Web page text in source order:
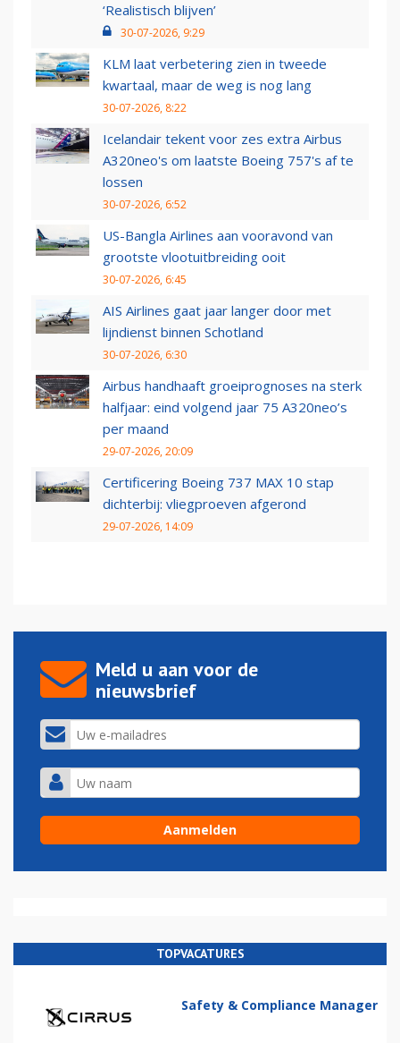
‘Realistisch blijven’
30-07-2026, 9:29
KLM laat verbetering zien in tweede
kwartaal, maar de weg is nog lang
30-07-2026, 8:22
Icelandair tekent voor zes extra Airbus
A320neo's om laatste Boeing 757's af te
lossen
30-07-2026, 6:52
US-Bangla Airlines aan vooravond van
grootste vlootuitbreiding ooit
30-07-2026, 6:45
AIS Airlines gaat jaar langer door met
lijndienst binnen Schotland
30-07-2026, 6:30
Airbus handhaaft groeiprognoses na sterk
halfjaar: eind volgend jaar 75 A320neo’s
per maand
29-07-2026, 20:09
Certificering Boeing 737 MAX 10 stap
dichterbij: vliegproeven afgerond
29-07-2026, 14:09
Meld u aan voor de
nieuwsbrief
TOPVACATURES
Safety & Compliance Manager